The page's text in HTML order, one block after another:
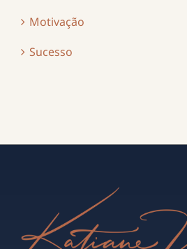
Motivação
Sucesso